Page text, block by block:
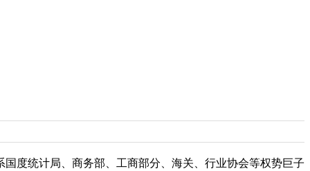
度统计局、商务部、工商部分、海关、行业协会等权势巨子